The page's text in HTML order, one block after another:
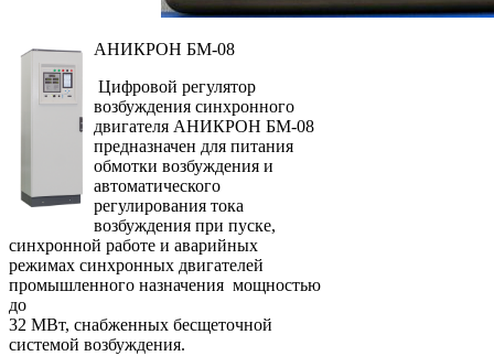
АНИКРОН БМ-08
Цифровой регулятор
возбуждения синхронного
двигателя АНИКРОН БМ-08
предназначен для питания
обмотки возбуждения и
автоматического
регулирования тока
возбуждения при пуске,
синхронной работе и аварийных
режимах синхронных двигателей
промышленного назначения мощностью
до
32 МВт, снабженных бесщеточной
системой возбуждения.